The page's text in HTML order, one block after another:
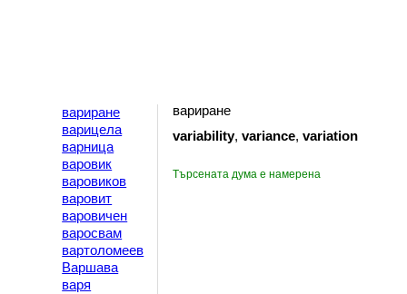
вариране
варицела
варница
варовик
варовиков
варовит
варовичен
варосвам
вартоломеев
Варшава
варя
вариране
variability,variance,variation
Търсената дума е намерена